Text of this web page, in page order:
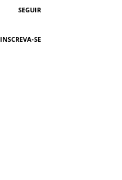
SEGUIR
INSCREVA-SE